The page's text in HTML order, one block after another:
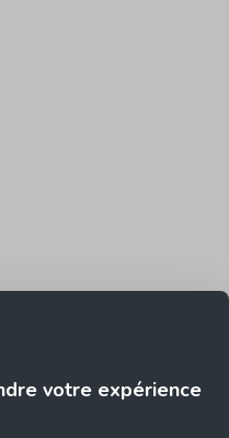
votre expérience